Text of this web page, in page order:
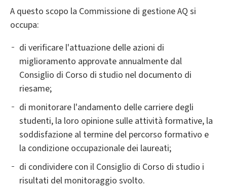
A questo scopo la Commissione di gestione AQ si
occupa:
di verificare l'attuazione delle azioni di
miglioramento approvate annualmente dal
Consiglio di Corso di studio nel documento di
riesame;
di monitorare l'andamento delle carriere degli
studenti, la loro opinione sulle attività formative, la
soddisfazione al termine del percorso formativo e
la condizione occupazionale dei laureati;
di condividere con il Consiglio di Corso di studio i
risultati del monitoraggio svolto.